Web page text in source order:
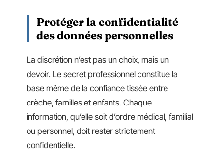
Protéger la confidentialité
des données personnelles
La discrétion n’est pas un choix, mais un
devoir. Le secret professionnel constitue la
base même de la confiance tissée entre
crèche, familles et enfants. Chaque
information, qu’elle soit d’ordre médical, familial
ou personnel, doit rester strictement
confidentielle.